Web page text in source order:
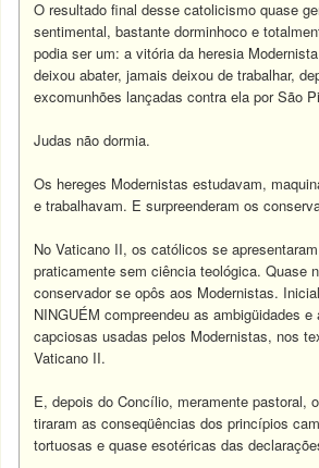
O resultado final desse catolicismo quase
sentimental, bastante dorminhoco e
podia ser um: a vitória da heresia
deixou abater, jamais deixou de trabalhar,
excomunhões lançadas contra ela por São
Judas não dormia.
Os hereges Modernistas estudavam,
e trabalhavam. E surpreenderam os
No Vaticano II, os católicos se
praticamente sem ciência teológica. Quase
conservador se opôs aos Modernistas.
NINGUÉM compreendeu as ambigüidades e
capciosas usadas pelos Modernistas, nos
Vaticano II.
E, depois do Concílio, meramente pastoral,
tiraram as conseqüências dos princípios
tortuosas e quase esotéricas das